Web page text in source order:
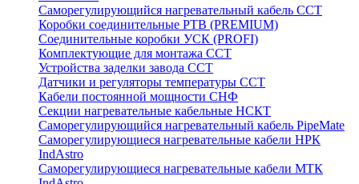
Саморегулирующийся нагревательный кабель ССТ
Коробки соединительные РТВ (PREMIUM)
Соединительные коробки УСК (PROFI)
Комплектующие для монтажа ССТ
Устройства заделки завода ССТ
Датчики и регуляторы температуры ССТ
Кабели постоянной мощности СНФ
Секции нагревательные кабельные НСКТ
Саморегулирующийся нагревательный кабель PipeMate
Саморегулирующиеся нагревательные кабели НРК
IndAstro
Саморегулирующиеся нагревательные кабели МТК